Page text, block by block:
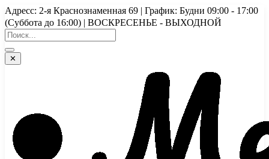
Перейти
к
содержимому
Адресс: 2-я Краснознаменная 69 | График: Будни 09:00 - 17:00
(Суббота до 16:00) | ВОСКРЕСЕНЬЕ - ВЫХОДНОЙ
✕